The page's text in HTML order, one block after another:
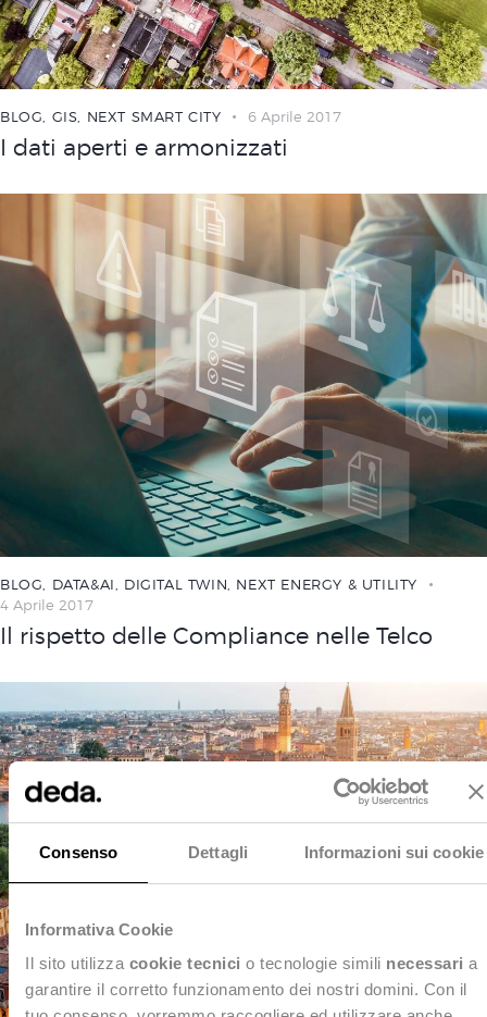
Consenso Dettagli Informazioni sui cookie
Informativa Cookie
Il sito utilizza cookie tecnici o tecnologie simili necessari a
garantire il corretto funzionamento dei nostri domini. Con il
BLOG GIS NEXT SMART CITY 6 Aprile 2017
I dati aperti e armonizzati
BLOG, DATA&AI, DIGITAL TWIN, NEXT ENERGY & UTILITY
4 Aprile 2017
Il rispetto delle Compliance nelle Telco